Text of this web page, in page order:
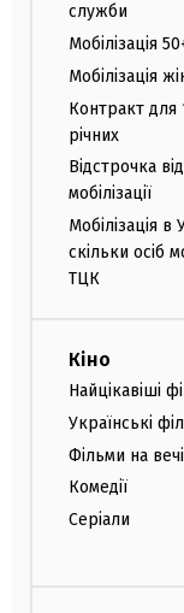
служби
Мобілізація
Мобілізація
Контракт для
річних
Відстрочка від
мобілізації
Мобілізація в
скільки осіб
ТЦК
Кіно
Найцікавіші
Українські
Фільми на
Комедії
Серіали